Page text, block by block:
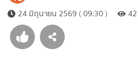
24 มิถุนายน 2569 ( 09:30 )
42